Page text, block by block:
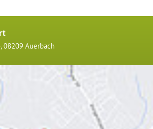
08209 Auerbach